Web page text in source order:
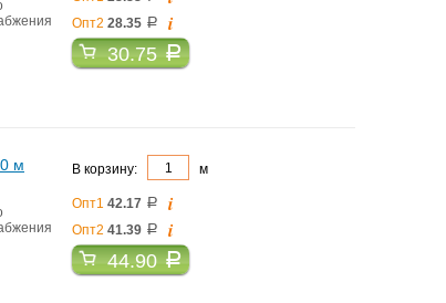
Опт2 28.35 a i
30.75a
м В корзину: м
Опт1 42.17 a i
Опт2 41.39 a i
44.90a